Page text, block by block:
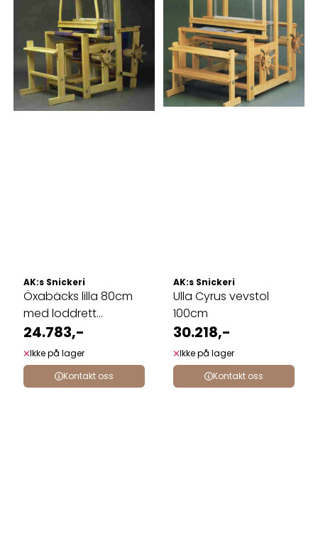
AK:s Snickeri
Öxabäcks lilla 80cm
med loddrett
kontramarsj
24.783,-
Ikke på lager
Kontakt oss
AK:s Snickeri
Ulla Cyrus vevstol
100cm
30.218,-
Ikke på lager
Kontakt oss